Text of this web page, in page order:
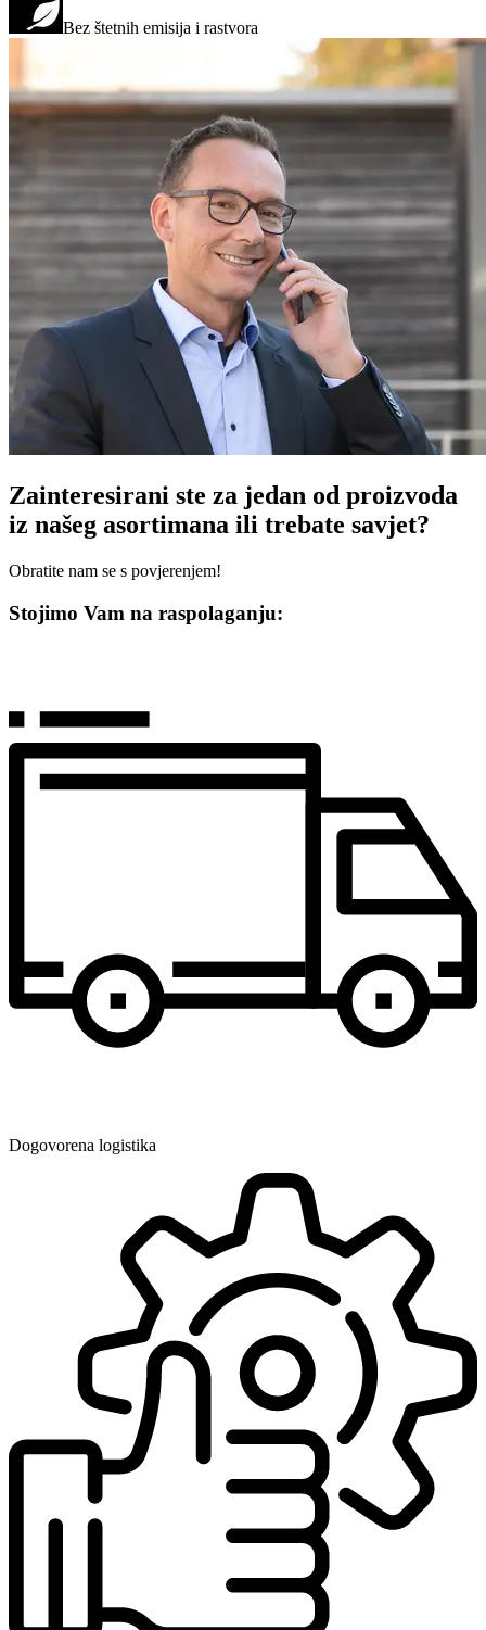
Bez štetnih emisija i rastvora
Zainteresirani ste za jedan od proizvoda
iz našeg asortimana ili trebate savjet?
Obratite nam se s povjerenjem!
Stojimo Vam na raspolaganju:
Dogovorena logistika